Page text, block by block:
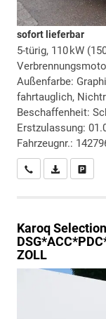
sofort lieferbar
5-türig, 110 kW
Außenfarbe:
fahrtauglich,
Beschaffenheit:
Erstzulassung:
Fahrzeugnr.:
Wir rufen Sie an
PDF-Datei,
Karoq
ZOLL